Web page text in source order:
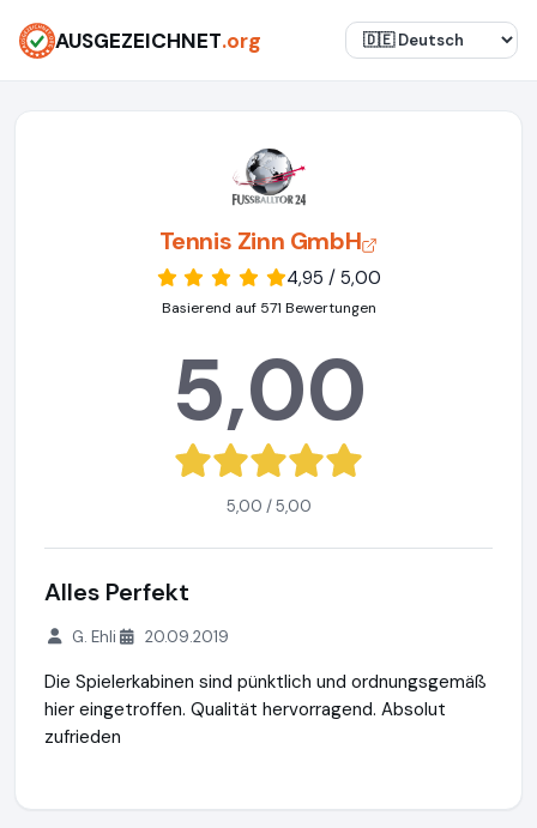
AUSGEZEICHNET.org
Tennis Zinn GmbH
4,95 / 5,00
Basierend auf 571 Bewertungen
5,00
5,00 / 5,00
Alles Perfekt
G. Ehli 20.09.2019
Die Spielerkabinen sind pünktlich und ordnungsgemäß
hier eingetroffen. Qualität hervorragend. Absolut
zufrieden